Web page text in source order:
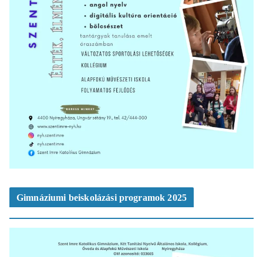
Gimnáziumi beiskolázási programok 2025